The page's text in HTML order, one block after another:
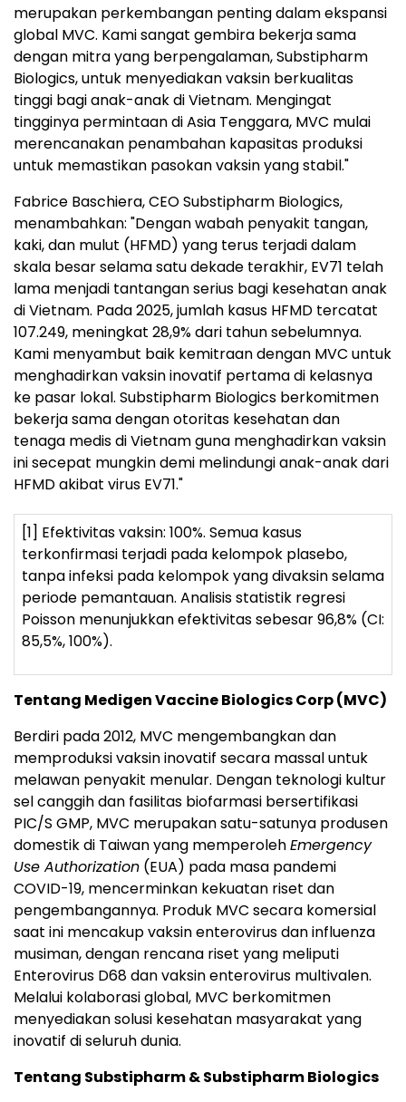
merupakan perkembangan penting dalam ekspansi
global MVC. Kami sangat gembira bekerja sama
dengan mitra yang berpengalaman, Substipharm
Biologics, untuk menyediakan vaksin berkualitas
tinggi bagi anak-anak di Vietnam. Mengingat
tingginya permintaan di Asia Tenggara, MVC mulai
merencanakan penambahan kapasitas produksi
untuk memastikan pasokan vaksin yang stabil."
Fabrice Baschiera, CEO Substipharm Biologics,
menambahkan: "Dengan wabah penyakit tangan,
kaki, dan mulut (HFMD) yang terus terjadi dalam
skala besar selama satu dekade terakhir, EV71 telah
lama menjadi tantangan serius bagi kesehatan anak
di Vietnam. Pada 2025, jumlah kasus HFMD tercatat
107.249, meningkat 28,9% dari tahun sebelumnya.
Kami menyambut baik kemitraan dengan MVC untuk
menghadirkan vaksin inovatif pertama di kelasnya
ke pasar lokal. Substipharm Biologics berkomitmen
bekerja sama dengan otoritas kesehatan dan
tenaga medis di Vietnam guna menghadirkan vaksin
ini secepat mungkin demi melindungi anak-anak dari
HFMD akibat virus EV71."
[1] Efektivitas vaksin: 100%. Semua kasus
terkonfirmasi terjadi pada kelompok plasebo,
tanpa infeksi pada kelompok yang divaksin selama
periode pemantauan. Analisis statistik regresi
Poisson menunjukkan efektivitas sebesar 96,8% (CI:
85,5%, 100%).
Tentang Medigen Vaccine Biologics Corp (MVC)
Berdiri pada 2012, MVC mengembangkan dan
memproduksi vaksin inovatif secara massal untuk
melawan penyakit menular. Dengan teknologi kultur
sel canggih dan fasilitas biofarmasi bersertifikasi
PIC/S GMP, MVC merupakan satu-satunya produsen
domestik di Taiwan yang memperolehEmergency
Use Authorization (EUA) pada masa pandemi
COVID-19, mencerminkan kekuatan riset dan
pengembangannya. Produk MVC secara komersial
saat ini mencakup vaksin enterovirus dan influenza
musiman, dengan rencana riset yang meliputi
Enterovirus D68 dan vaksin enterovirus multivalen.
Melalui kolaborasi global, MVC berkomitmen
menyediakan solusi kesehatan masyarakat yang
inovatif di seluruh dunia.
Tentang Substipharm & Substipharm Biologics